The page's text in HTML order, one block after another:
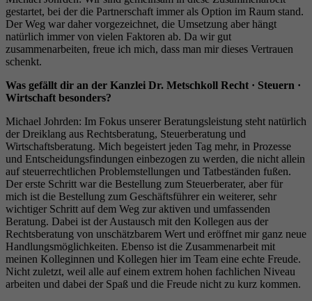
gestartet, bei der die Partnerschaft immer als Option im Raum stand.
Der Weg war daher vorgezeichnet, die Umsetzung aber hängt
natürlich immer von vielen Faktoren ab. Da wir gut
zusammenarbeiten, freue ich mich, dass man mir dieses Vertrauen
schenkt.
Was gefällt dir an der Kanzlei Dr. Metschkoll Recht · Steuern ·
Wirtschaft besonders?
Michael Johrden: Im Fokus unserer Beratungsleistung steht natürlich
der Dreiklang aus Rechtsberatung, Steuerberatung und
Wirtschaftsberatung. Mich begeistert jeden Tag mehr, in Prozesse
und Entscheidungsfindungen einbezogen zu werden, die nicht allein
auf steuerrechtlichen Problemstellungen und Tatbeständen fußen.
Der erste Schritt war die Bestellung zum Steuerberater, aber für
mich ist die Bestellung zum Geschäftsführer ein weiterer, sehr
wichtiger Schritt auf dem Weg zur aktiven und umfassenden
Beratung. Dabei ist der Austausch mit den Kollegen aus der
Rechtsberatung von unschätzbarem Wert und eröffnet mir ganz neue
Handlungsmöglichkeiten. Ebenso ist die Zusammenarbeit mit
meinen Kolleginnen und Kollegen hier im Team eine echte Freude.
Nicht zuletzt, weil alle auf einem extrem hohen fachlichen Niveau
arbeiten und dabei der Spaß und die Freude nicht zu kurz kommen.